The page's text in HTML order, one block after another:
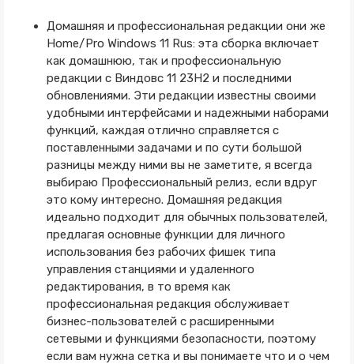
Домашняя и профессиональная редакции они же
Home/Pro Windows 11 Rus: эта сборка включает
как домашнюю, так и профессиональную
редакции с Виндовс 11 23H2 и последними
обновлениями. Эти редакции известны своими
удобными интерфейсами и надежными наборами
функций, каждая отлично справляется с
поставленными задачами и по сути большой
разницы между ними вы не заметите, я всегда
выбираю Профессиональный релиз, если вдруг
это кому интересно. Домашняя редакция
идеально подходит для обычных пользователей,
предлагая основные функции для личного
использования без рабочих фишек типа
управления станциями и удаленного
редактирования, в то время как
профессиональная редакция обслуживает
бизнес-пользователей с расширенными
сетевыми и функциями безопасности, поэтому
если вам нужна сетка и вы понимаете что и о чем